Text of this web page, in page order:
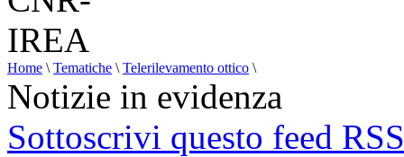
Home \ Tematiche \ Telerilevamento ottico \
Notizie in evidenza
Sottoscrivi questo feed RSS